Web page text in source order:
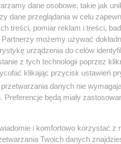
sprawi, że
porzeczki
dane osobowe, takie jak
dane przeglądania w celu
treści, pomiar reklam i treści,
możemy używać
urządzenia do celów
z tych technologii poprzez
klikając przycisk ustawień
danych nie
będą miały
i komfortowo korzystać z
Twoich danych